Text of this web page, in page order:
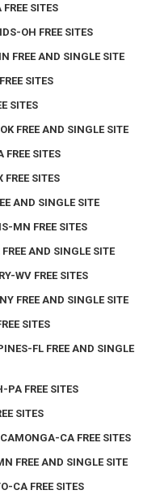
SITES
OH FREE SITES
FREE AND SINGLE SITE
SITES
SITES
FREE AND SINGLE SITE
SITES
SITES
AND SINGLE SITE
MN FREE SITES
AND SINGLE SITE
WV FREE SITES
FREE AND SINGLE SITE
SITES
FL FREE AND SINGLE
FREE SITES
SITES
CA FREE SITES
FREE AND SINGLE SITE
CA FREE SITES